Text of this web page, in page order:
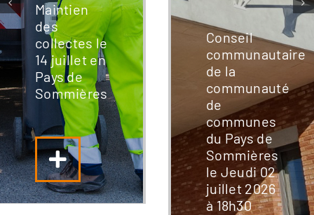
Maintien
des
collectes le
14 juillet en
Pays de
Sommières
Conseil
communautaire
de la
communauté
de
communes
du Pays de
Sommières
le Jeudi 02
juillet 2026
à 18h30